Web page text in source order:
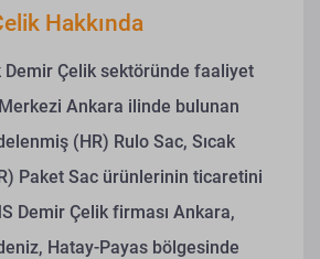
Hakkında
Demir Çelik sektöründe faaliyet
Ankara ilinde bulunan
(HR) Rulo Sac, Sıcak
Paket Sac ürünlerinin ticaretini
Demir Çelik firması Ankara,
Hatay-Payas bölgesinde